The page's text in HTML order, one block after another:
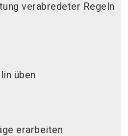
verabredeter Regeln
üben
erarbeiten